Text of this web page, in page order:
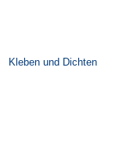
Kleben und Dichten